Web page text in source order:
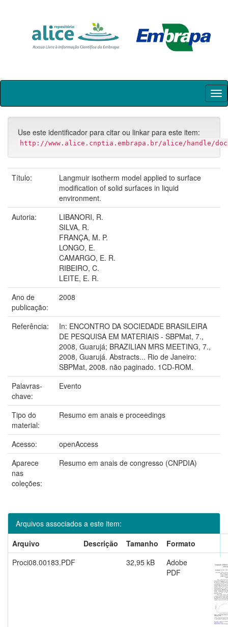
Skip
Use este identificador para citar ou linkar para este item:
http://www.alice.cnptia.embrapa.br/alice/handle/
Título:
Langmuir isotherm model applied to surface
modification of solid surfaces in liquid
environment.
Autoria:
LIBANORI, R.
SILVA, R.
FRANÇA, M. P.
LONGO, E.
CAMARGO, E. R.
RIBEIRO, C.
LEITE, E. R.
Ano de
publicação:
2008
Referência:
In: ENCONTRO DA SOCIEDADE BRASILEIRA
DE PESQUISA EM MATERIAIS - SBPMat, 7.,
2008, Guarujá; BRAZILIAN MRS MEETING, 7.,
2008, Guarujá. Abstracts... Rio de Janeiro:
SBPMat, 2008. não paginado. 1CD-ROM.
Palavras-
chave:
Evento
Tipo do
material:
Resumo em anais e proceedings
Acesso:
openAccess
Aparece
nas
coleções:
Resumo em anais de congresso (CNPDIA)
Arquivos associados a este item:
Arquivo
Descrição Tamanho
Formato
Proci08.00183.PDF
32,95 kB
Adobe
PDF